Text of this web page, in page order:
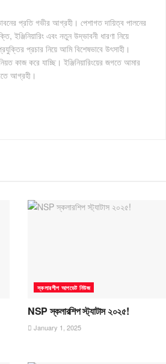
প্রতি গভীর আগ্রহী। পেশাগত দায়িত্ব পালনের
এবং নতুন উদ্ভাবনী ধারণা নিয়ে
প্রচার নিয়ে আমি বিশেষভাবে উৎসাহী।
কাজ করে যাচ্ছি। ইঞ্জিনিয়ারিংয়ের জগতে আমার
আগ্রহী।
স্কলারশীপ আপডেট নিউজ
NSP স্কলারশিপ স্ট্যাটাস ২০২৫!
January 1, 2025